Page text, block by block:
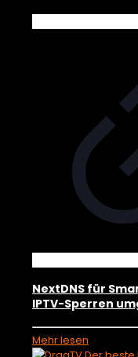
NextDNS für
IPTV-Sperren
Mehr lesen